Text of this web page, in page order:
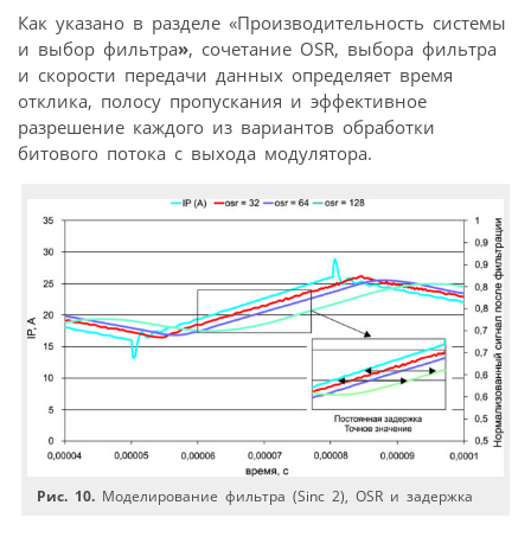
Как указано в разделе «Производительность системы
и выбор фильтра», сочетание OSR, выбора фильтра
и скорости передачи данных определяет время
отклика, полосу пропускания и эффективное
разрешение каждого из вариантов обработки
битового потока с выхода модулятора.
Рис. 10. Моделирование фильтра (Sinc 2), OSR и задержка